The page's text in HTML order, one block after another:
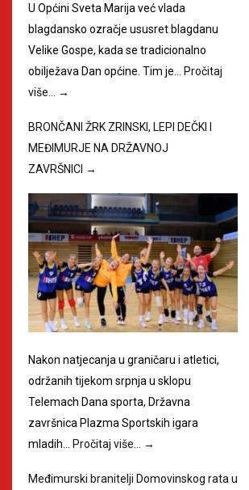
U Općini Sveta Marija već vlada
blagdansko ozračje ususret blagdanu
Velike Gospe, kada se tradicionalno
obilježava Dan općine. Tim je… Pročitaj
više…
→
BRONČANI ŽRK ZRINSKI, LEPI DEČKI I
MEĐIMURJE NA DRŽAVNOJ
ZAVRŠNICI →
Nakon natjecanja u graničaru i atletici,
održanih tijekom srpnja u sklopu
Telemach Dana sporta, Državna
završnica Plazma Sportskih igara
mladih… Pročitaj više… →
Međimurski branitelji Domovinskog rata u